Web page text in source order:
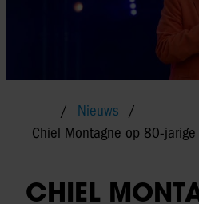
Nieuws
Chiel Montagne op 80-
CHIEL